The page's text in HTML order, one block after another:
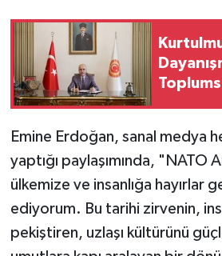
Kanun
Emine Erdoğan, sanal medya
yaptığı paylaşımında, "NATO
ülkemize ve insanlığa hayırlar
ediyorum. Bu tarihi zirvenin,
pekiştiren, uzlaşı kültürünü